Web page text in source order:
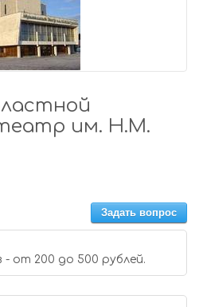
им. Н.М.
Задать вопрос
от 200 до 500 рублей.